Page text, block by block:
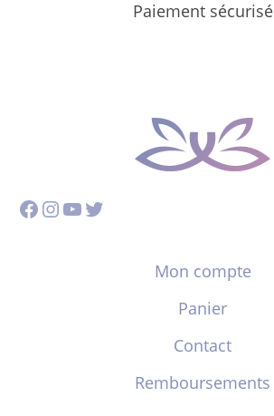
Paiement sécurisé
Facebook
Instagram
YouTube
Twitter
Mon compte
Panier
Contact
Remboursements